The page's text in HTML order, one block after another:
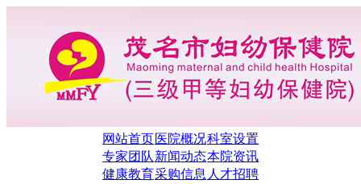
网站首页医院概况科室设置
专家团队 新闻动态本院资讯
健康教育采购信息 人才招聘